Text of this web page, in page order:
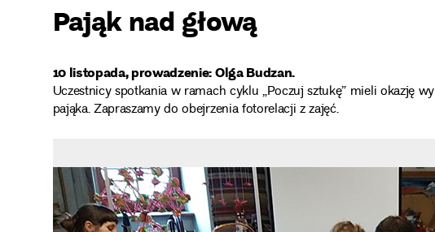
Pająk nad głową
10 listopada, prowadzenie: Olga Budzan.
Uczestnicy spotkania w ramach cyklu „Poczuj sztukę” mieli okazję
pająka. Zapraszamy do obejrzenia fotorelacji z zajęć.